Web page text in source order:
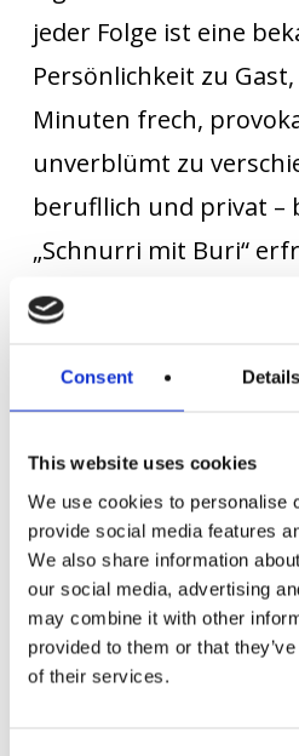
Consent Details
This website uses cookies
We use cookies to personalise
provide social media features
We also share information
our social media, advertising
may combine it with other
provided to them or that
of their services.
jeder Folge ist eine
Persönlichkeit zu
Minuten frech,
unverblümt zu
berufllich und privat –
„Schnurri mit Buri“
nach den ersten
der Podcast im März
unserem hauseigenen
Baden aufgenommen.
stellten wir Anita Buri
unser Studio zur
Konzeption über die
Jingle-Kreation,